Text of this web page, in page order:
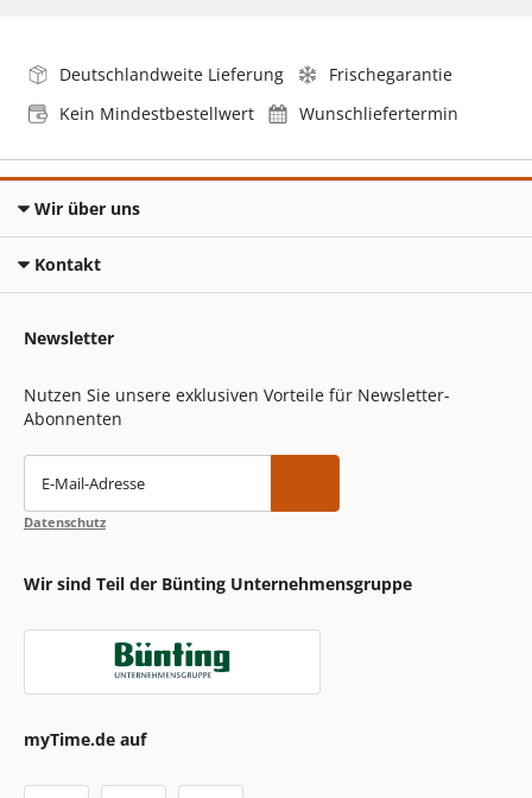
Deutschlandweite Lieferung
Frischegarantie
Kein Mindestbestellwert
Wunschliefertermin
Wir über uns
Kontakt
Newsletter
Nutzen Sie unsere exklusiven Vorteile für Newsletter-
Abonnenten
E-Mail-Adresse
Datenschutz
Wir sind Teil der Bünting Unternehmensgruppe
myTime.de auf